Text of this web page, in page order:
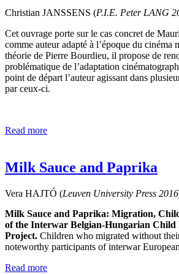
Christian JANSSENS (P.I.E. Peter LANG
Cet ouvrage porte sur le cas concret de
comme auteur adapté à l’époque du cinéma
théorie de Pierre Bourdieu, il propose de
problématique de l’adaptation
point de départ l’auteur agissant dans
par ceux-ci.
Read more
Milk Sauce and Paprika
Vera HAJTÓ (Leuven University Press 2016
Milk Sauce and Paprika: Migration,
of the Interwar Belgian-Hungarian Child
Project. Children who migrated without
noteworthy participants of interwar
Read more